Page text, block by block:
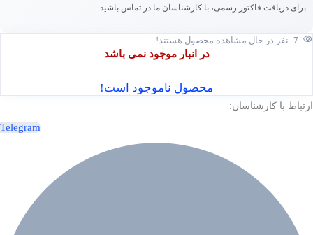
برای دریافت فاکتور رسمی، با کارشناسان ما در تماس باشید.
7 نفر در حال مشاهده محصول هستند!
در انبار موجود نمی باشد
محصول ناموجود است!
ارتباط با کارشناسان:
Telegram